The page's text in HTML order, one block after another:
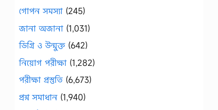
গোপন সমস্যা (245)
জানা অজানা (1,031)
ডিগ্রি ও উন্মুক্ত (642)
নিয়োগ পরীক্ষা (1,282)
পরীক্ষা প্রস্তুতি (6,673)
প্রশ্ন সমাধান (1,940)